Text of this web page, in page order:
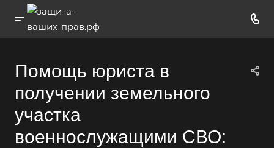
Помощь юриста в
получении земельного
участка
военнослужащими СВО: